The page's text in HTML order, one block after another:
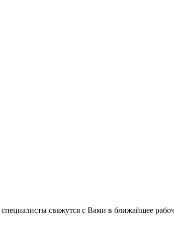
свяжутся с Вами в ближайшее